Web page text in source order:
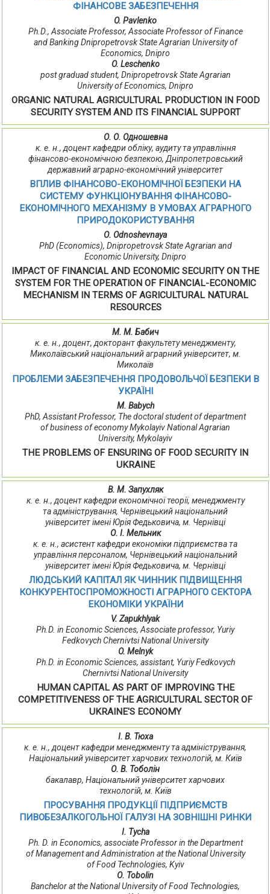
ФІНАНСОВЕ ЗАБЕЗПЕЧЕННЯ
O. Pavlenko
Ph.D., Associate Professor, Associate Professor of Finance
and Banking Dnipropetrovsk State Agrarian University of
Economics, Dnipro
O. Leschenko
post graduad student, Dnipropetrovsk State Agrarian
University of Economics, Dnipro
ORGANIC NATURAL AGRICULTURAL PRODUCTION IN FOOD
SECURITY SYSTEM AND ITS FINANCIAL SUPPORT
О. О. Одношевна
к. е. н., доцент кафедри обліку, аудиту та управління
фінансово-економічною безпекою, Дніпропетровський
державний аграрно-економічний університет
ВПЛИВ ФІНАНСОВО-ЕКОНОМІЧНОЇ БЕЗПЕКИ НА
СИСТЕМУ ФУНКЦІОНУВАННЯ ФІНАНСОВО-
ЕКОНОМІЧНОГО МЕХАНІЗМУ В УМОВАХ АГРАРНОГО
ПРИРОДОКОРИСТУВАННЯ
О. Odnoshevnaya
PhD (Economics), Dnipropetrovsk State Agrarian and
Economic University, Dnipro
IMPACT OF FINANCIAL AND ECONOMIC SECURITY ON THE
SYSTEM FOR THE OPERATION OF FINANCIAL-ECONOMIC
MECHANISM IN TERMS OF AGRICULTURAL NATURAL
RESOURCES
М. М. Бабич
к. е. н., доцент, докторант факультету менеджменту,
Миколаївський національний аграрний університет, м.
Миколаїв
ПРОБЛЕМИ ЗАБЕЗПЕЧЕННЯ ПРОДОВОЛЬЧОЇ БЕЗПЕКИ В
УКРАЇНІ
М. Babych
PhD, Assistant Professor, The doctoral student of department
of business of economy Mykolayiv National Agrarian
University, Mykolayiv
THE PROBLEMS OF ENSURING OF FOOD SECURITY IN
UKRAINE
В. М. Запухляк
к. е. н., доцент кафедри економічної теорії, менеджменту
та адміністрування, Чернівецький національний
університет імені Юрія Федьковича, м. Чернівці
О. І. Мельник
к. е. н., асистент кафедри економіки підприємства та
управління персоналом, Чернівецький національний
університет імені Юрія Федьковича, м. Чернівці
ЛЮДСЬКИЙ КАПІТАЛ ЯК ЧИННИК ПІДВИЩЕННЯ
КОНКУРЕНТОСПРОМОЖНОСТІ АГРАРНОГО СЕКТОРА
ЕКОНОМІКИ УКРАЇНИ
V. Zapukhlyak
Ph.D. in Economic Sciences, Associate professor, Yuriy
Fedkovych Chernivtsi National University
O. Melnyk
Ph.D. in Economic Sciences, assistant, Yuriy Fedkovych
Chernivtsi National University
HUMAN CAPITAL AS PART OF IMPROVING THE
COMPETITIVENESS OF THE AGRICULTURAL SECTOR OF
UKRAINE'S ECONOMY
І. В. Тюха
к. е. н., доцент кафедри менеджменту та адміністрування,
Національний університет харчових технологій, м. Київ
О. В. Тоболін
бакалавр, Національний університет харчових
технологій, м. Київ
ПРОСУВАННЯ ПРОДУКЦІЇ ПІДПРИЄМСТВ
ПИВОБЕЗАЛКОГОЛЬНОЇ ГАЛУЗІ НА ЗОВНІШНІ РИНКИ
I. Tycha
Ph. D. in Economics, associate Professor in the Department
of Management and Administration at the National University
of Food Technologies, Kyiv
О. Tobolin
Banchelor at the National University of Food Technologies,